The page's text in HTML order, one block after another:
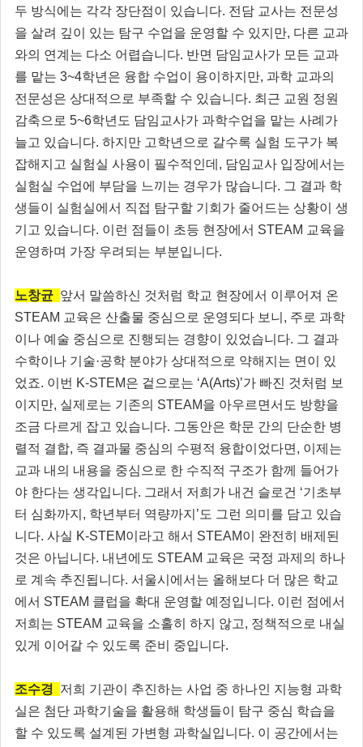
두 방식에는 각각 장단점이 있습니다. 전담 교사는 전문성
을 살려 깊이 있는 탐구 수업을 운영할 수 있지만, 다른 교과
와의 연계는 다소 어렵습니다. 반면 담임교사가 모든 교과
를 맡는 3~4학년은 융합 수업이 용이하지만, 과학 교과의
전문성은 상대적으로 부족할 수 있습니다. 최근 교원 정원
감축으로 5~6학년도 담임교사가 과학수업을 맡는 사례가
늘고 있습니다. 하지만 고학년으로 갈수록 실험 도구가 복
잡해지고 실험실 사용이 필수적인데, 담임교사 입장에서는
실험실 수업에 부담을 느끼는 경우가 많습니다. 그 결과 학
생들이 실험실에서 직접 탐구할 기회가 줄어드는 상황이 생
기고 있습니다. 이런 점들이 초등 현장에서 STEAM 교육을
운영하며 가장 우려되는 부분입니다.
노창균 앞서 말씀하신 것처럼 학교 현장에서 이루어져 온
STEAM 교육은 산출물 중심으로 운영되다 보니, 주로 과학
이나 예술 중심으로 진행되는 경향이 있었습니다. 그 결과
수학이나 기술·공학 분야가 상대적으로 약해지는 면이 있
었죠. 이번 K-STEM은 겉으로는 ‘A(Arts)’가 빠진 것처럼 보
이지만, 실제로는 기존의 STEAM을 아우르면서도 방향을
조금 다르게 잡고 있습니다. 그동안은 학문 간의 단순한 병
렬적 결합, 즉 결과물 중심의 수평적 융합이었다면, 이제는
교과 내의 내용을 중심으로 한 수직적 구조가 함께 들어가
야 한다는 생각입니다. 그래서 저희가 내건 슬로건 ‘기초부
터 심화까지, 학년부터 역량까지’도 그런 의미를 담고 있습
니다. 사실 K-STEM이라고 해서 STEAM이 완전히 배제된
것은 아닙니다. 내년에도 STEAM 교육은 국정 과제의 하나
로 계속 추진됩니다. 서울시에서는 올해보다 더 많은 학교
에서 STEAM 클럽을 확대 운영할 예정입니다. 이런 점에서
저희는 STEAM 교육을 소홀히 하지 않고, 정책적으로 내실
있게 이어갈 수 있도록 준비 중입니다.
조수경 저희 기관이 추진하는 사업 중 하나인 지능형 과학
실은 첨단 과학기술을 활용해 학생들이 탐구 중심 학습을
할 수 있도록 설계된 가변형 과학실입니다. 이 공간에서는